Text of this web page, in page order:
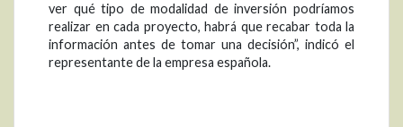
ver qué tipo de modalidad de inversión podríamos
realizar en cada proyecto, habrá que recabar toda la
información antes de tomar una decisión”, indicó el
representante de la empresa española.